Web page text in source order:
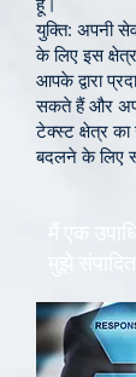
युक्ति: अपनी
के लिए इस
आपके द्वारा
सकते हैं और
टेक्स्ट क्षेत्र
बदलने के लिए
मुझे